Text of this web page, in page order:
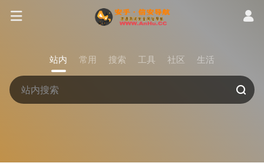
站内 常用 搜索 工具 社区 生活